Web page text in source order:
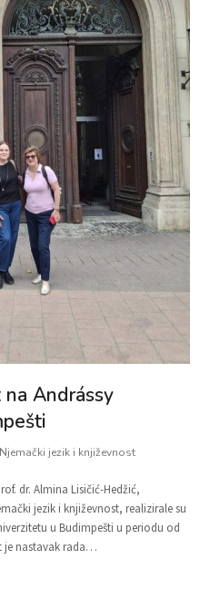
Andrássy
Njemački jezik i književnost
dr. Almina Lisičić-Hedžić,
jezik i književnost, realizirale su
u Budimpešti u periodu od
je nastavak rada…